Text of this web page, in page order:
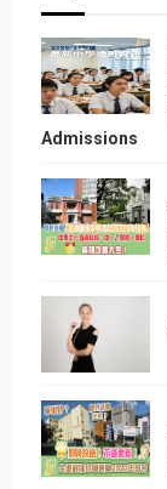
Admissions